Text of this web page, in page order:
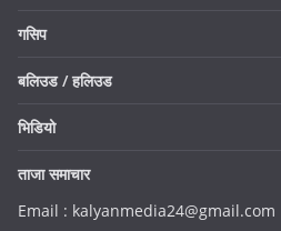
गसिप
बलिउड / हलिउड
भिडियो
ताजा समाचार
Email : kalyanmedia24@gmail.com